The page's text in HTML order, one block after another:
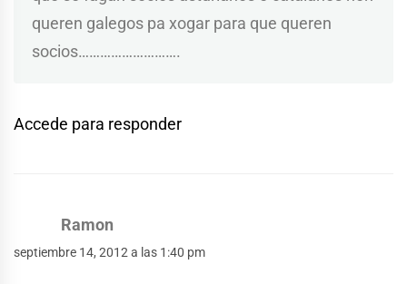
queren galegos pa xogar para que queren
socios……………………….
Accede para responder
Ramon
septiembre 14, 2012 a las 1:40 pm